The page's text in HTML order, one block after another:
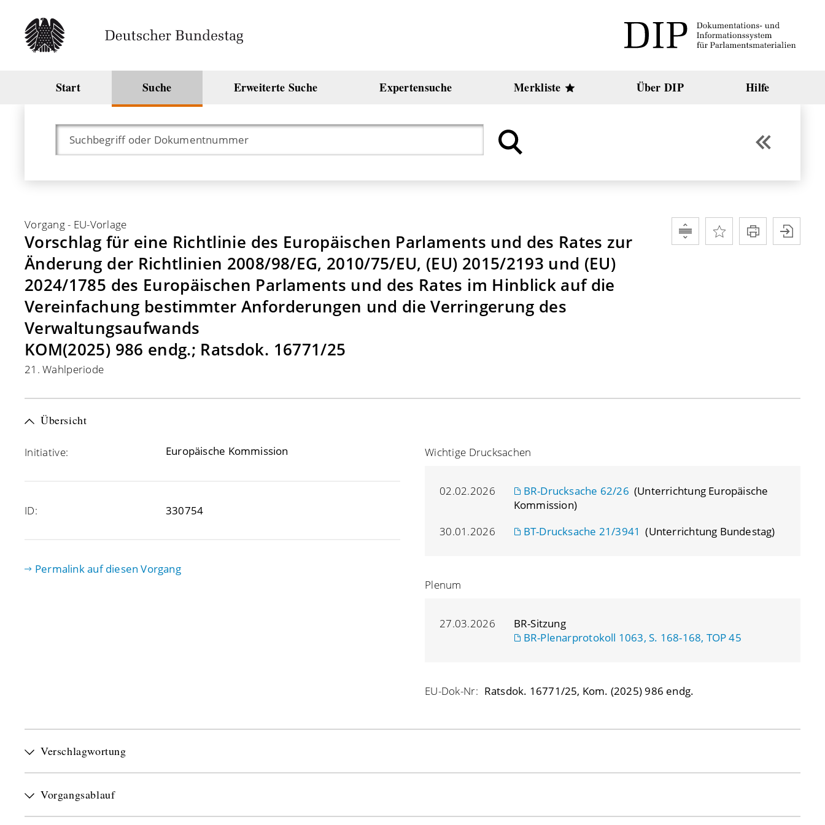
Start Suche Erweiterte Suche Expertensuche Merkliste Über DIP Hilfe
Vorgang- EU-Vorlage
Vorschlag für eine Richtlinie des Europäischen Parlaments und des Rates zur
Änderung der Richtlinien 2008/98/EG, 2010/75/EU, (EU) 2015/2193 und (EU)
2024/1785 des Europäischen Parlaments und des Rates im Hinblick auf die
Vereinfachung bestimmter Anforderungen und die Verringerung des
Verwaltungsaufwands
KOM(2025) 986 endg.; Ratsdok. 16771/25
21. Wahlperiode
Übersicht
Initiative: Europäische Kommission
ID: 330754
Permalink auf diesen Vorgang
Wichtige Drucksachen
02.02.2026 BR-Drucksache 62/26 (Unterrichtung Europäische
Kommission)
30.01.2026
BT-Drucksache 21/3941 (Unterrichtung Bundestag)
Plenum
27.03.2026
BR-Sitzung
BR-Plenarprotokoll 1063, S. 168-168, TOP 45
EU-Dok-Nr: Ratsdok. 16771/25, Kom. (2025) 986 endg.
Verschlagwortung
Vorgangsablauf